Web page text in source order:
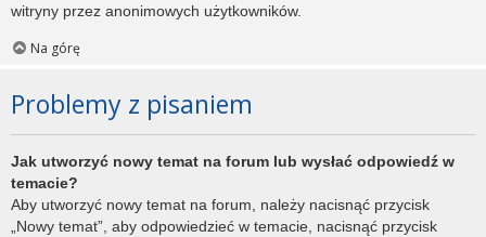
witryny przez anonimowych użytkowników.
Na górę
Problemy z pisaniem
Jak utworzyć nowy temat na forum lub wysłać odpowiedź w
temacie?
Aby utworzyć nowy temat na forum, należy nacisnąć przycisk
„Nowy temat”, aby odpowiedzieć w temacie, nacisnąć przycisk